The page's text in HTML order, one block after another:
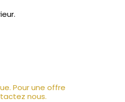
Pour une offre
nous.